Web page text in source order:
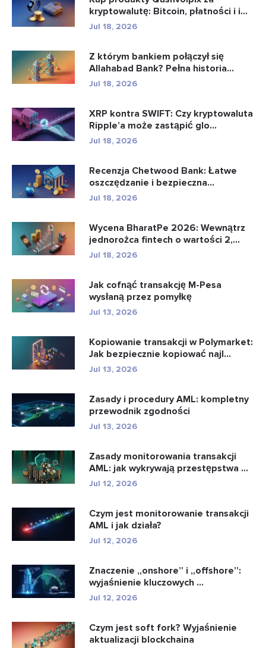
kryptowalutę: Bitcoin, płatności i i...
Jul 18, 2026
Z którym bankiem połączył się
Allahabad Bank? Pełna historia...
Jul 18, 2026
XRP kontra SWIFT: Czy kryptowaluta
Ripple’a może zastąpić glo...
Jul 18, 2026
Recenzja Chetwood Bank: Łatwe
oszczędzanie i bezpieczna
bankowo�...
Jul 18, 2026
Wycena BharatPe 2026: Wewnątrz
jednorożca fintech o wartości 2,...
Jul 18, 2026
Jak cofnąć transakcję M-Pesa
wysłaną przez pomyłkę
Jul 13, 2026
Kopiowanie transakcji w Polymarket:
Jak bezpiecznie kopiować najl...
Jul 13, 2026
Zasady i procedury AML: kompletny
przewodnik zgodności
Jul 13, 2026
Zasady monitorowania transakcji
AML: jak wykrywają przestępstwa ...
Jul 12, 2026
Czym jest monitorowanie transakcji
AML i jak działa?
Jul 12, 2026
Znaczenie „onshore” i „offshore”:
wyjaśnienie kluczowych ...
Jul 12, 2026
Czym jest soft fork? Wyjaśnienie
aktualizacji blockchaina